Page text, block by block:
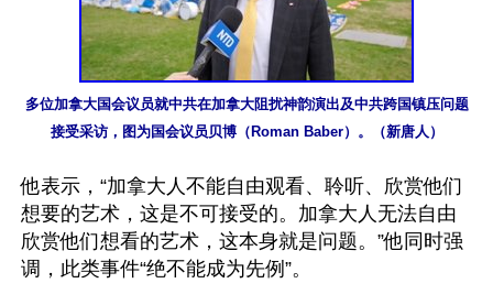
多位加拿大国会议员就中共在加拿大阻扰神韵演出及中共跨国镇压问题
接受采访，图为国会议员贝博（Roman Baber）。（新唐人）
他表示，“加拿大人不能自由观看、聆听、欣赏他们
想要的艺术，这是不可接受的。加拿大人无法自由
欣赏他们想看的艺术，这本身就是问题。”他同时强
调，此类事件“绝不能成为先例”。